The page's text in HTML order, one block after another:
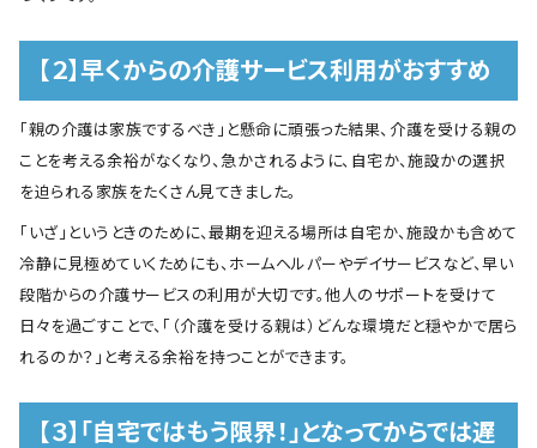
【２】早くからの介護サービス利用がおすすめ
「親の介護は家族でするべき」と懸命に頑張った結果、介護を受ける親の
ことを考える余裕がなくなり、急かされるように、自宅か、施設かの選択
を迫られる家族をたくさん見てきました。
「いざ」というときのために、最期を迎える場所は自宅か、施設かも含めて
冷静に見極めていくためにも、ホームヘルパーやデイサービスなど、早い
段階からの介護サービスの利用が大切です。他人のサポートを受けて
日々を過ごすことで、「（介護を受ける親は）どんな環境だと穏やかで居ら
れるのか？」と考える余裕を持つことができます。
【３】「自宅ではもう限界！」となってからでは遅